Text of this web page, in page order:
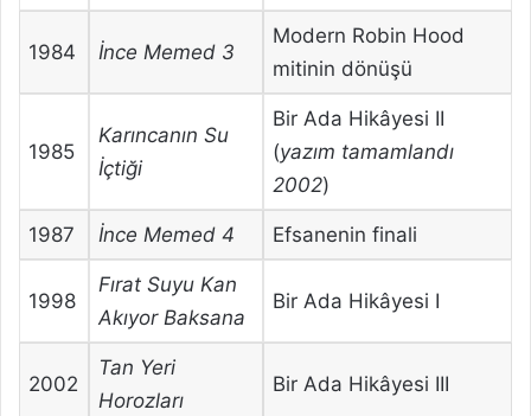
1984 İnce Memed 3
Modern Robin Hood
mitinin dönüşü
1985
Karıncanın Su
İçtiği
Bir Ada Hikâyesi II
(yazım tamamlandı
2002)
1987 İnce Memed 4 Efsanenin finali
1998
Fırat Suyu Kan
Akıyor Baksana
Bir Ada Hikâyesi I
2002
Tan Yeri
Horozları
Bir Ada Hikâyesi III